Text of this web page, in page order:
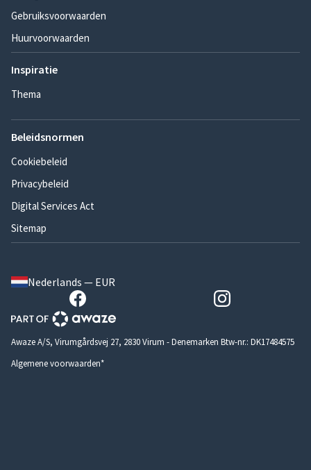
Gebruiksvoorwaarden
Huurvoorwaarden
Inspiratie
Thema
Beleidsnormen
Cookiebeleid
Privacybeleid
Digital Services Act
Sitemap
Nederlands — EUR
Awaze A/S, Virumgårdsvej 27, 2830 Virum - Denemarken Btw-nr.: DK17484575
Algemene voorwaarden*